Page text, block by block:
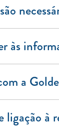
às
a
ligação à